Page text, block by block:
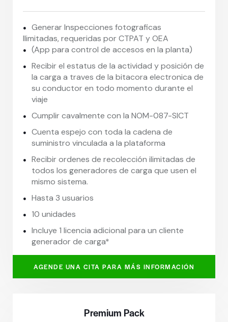
Generar Inspecciones fotograficas
Ilimitadas, requeridas por CTPAT y OEA
(App para control de accesos en la planta)
Recibir el estatus de la actividad y posición de
la carga a traves de la bitacora electronica de
su conductor en todo momento durante el
viaje
Cumplir cavalmente con la NOM-087-SICT
Cuenta espejo con toda la cadena de
suministro vinculada a la plataforma
Recibir ordenes de recolección ilimitadas de
todos los generadores de carga que usen el
mismo sistema.
Hasta 3 usuarios
10 unidades
Incluye 1 licencia adicional para un cliente
generador de carga*
AGENDE UNA CITA PARA MÁS INFORMACIÓN
Premium Pack